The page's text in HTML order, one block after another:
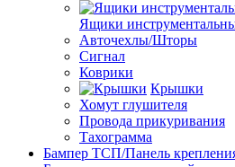
Ящики
Авточехлы/Шторы
Сигнал
Коврики
Крышки
Хомут глушителя
Провода прикуривания
Тахограмма
Бампер ТСП/Панель